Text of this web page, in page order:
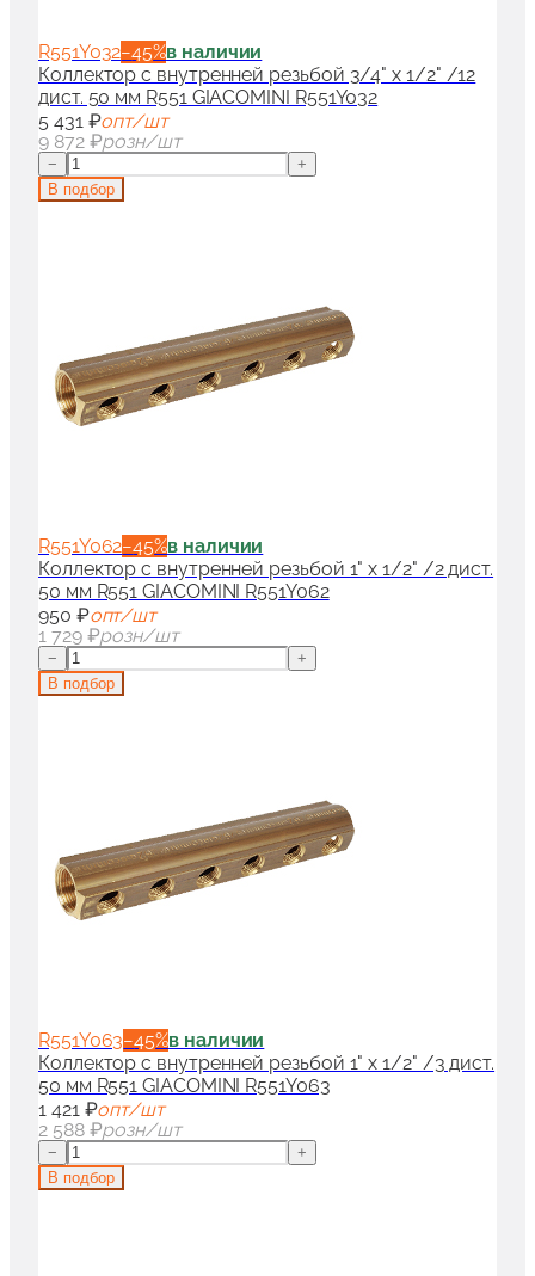
R551Y032−45%в наличии
Коллектор с внутренней резьбой 3/4" x 1/2" /12
дист. 50 мм R551 GIACOMINI R551Y032
5 431 ₽опт/шт
9 872 ₽розн/шт
−
+
В подбор
R551Y062−45%в наличии
Коллектор с внутренней резьбой 1" x 1/2" /2 дист.
50 мм R551 GIACOMINI R551Y062
950 ₽опт/шт
1 729 ₽розн/шт
−
+
В подбор
R551Y063−45%в наличии
Коллектор с внутренней резьбой 1" x 1/2" /3 дист.
50 мм R551 GIACOMINI R551Y063
1 421 ₽опт/шт
2 588 ₽розн/шт
−
+
В подбор